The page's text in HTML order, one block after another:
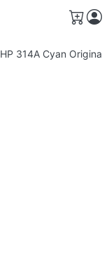
Giỏ
HP 314A Cyan